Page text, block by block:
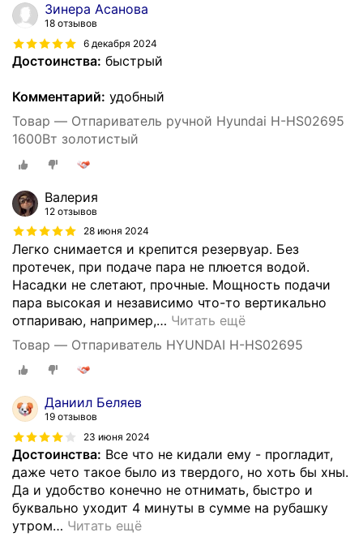
Зинера Асанова
18 отзывов
6 декабря 2024
Достоинства: быстрый
Комментарий: удобный
Товар — Отпариватель ручной Hyundai H-HS02695
1600Вт золотистый
Валерия
12 отзывов
28 июня 2024
Легко снимается и крепится резервуар. Без
протечек, при подаче пара не плюется водой.
Насадки не слетают, прочные. Мощность подачи
пара высокая и независимо что-то вертикально
отпариваю, например,… Читать ещё
Товар — Отпариватель HYUNDAI H-HS02695
Даниил Беляев
19 отзывов
23 июня 2024
Достоинства: Все что не кидали ему - прогладит,
даже чето такое было из твердого, но хоть бы хны.
Да и удобство конечно не отнимать, быстро и
буквально уходит 4 минуты в сумме на рубашку
утром… Читать ещё